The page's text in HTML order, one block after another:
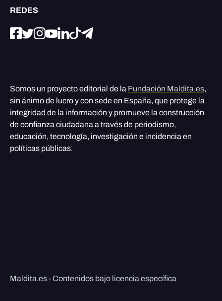
REDES
Somos un proyecto editorial de la Fundación Maldita.es,
sin ánimo de lucro y con sede en España, que protege la
integridad de la información y promueve la construcción
de confianza ciudadana a través de periodismo,
educación, tecnología, investigación e incidencia en
políticas públicas.
Maldita.es - Contenidos bajo licencia específica